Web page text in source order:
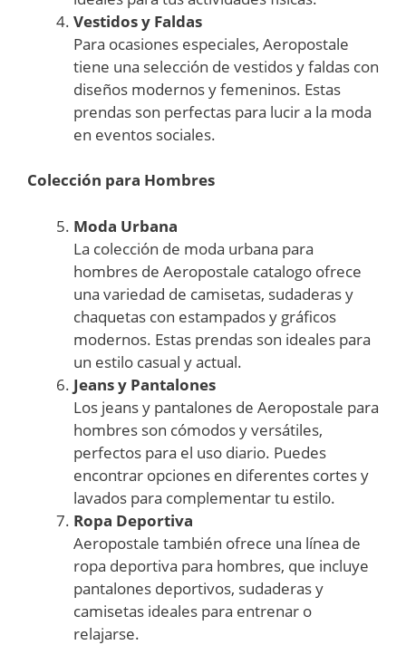
Vestidos y Faldas
Para ocasiones especiales, Aeropostale
tiene una selección de vestidos y faldas con
diseños modernos y femeninos. Estas
prendas son perfectas para lucir a la moda
en eventos sociales.
Colección para Hombres
Moda Urbana
La colección de moda urbana para
hombres de Aeropostale catalogo ofrece
una variedad de camisetas, sudaderas y
chaquetas con estampados y gráficos
modernos. Estas prendas son ideales para
un estilo casual y actual.
Jeans y Pantalones
Los jeans y pantalones de Aeropostale para
hombres son cómodos y versátiles,
perfectos para el uso diario. Puedes
encontrar opciones en diferentes cortes y
lavados para complementar tu estilo.
Ropa Deportiva
Aeropostale también ofrece una línea de
ropa deportiva para hombres, que incluye
pantalones deportivos, sudaderas y
camisetas ideales para entrenar o
relajarse.